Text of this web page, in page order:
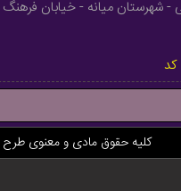
کلیه حقوق مادی و معنوی